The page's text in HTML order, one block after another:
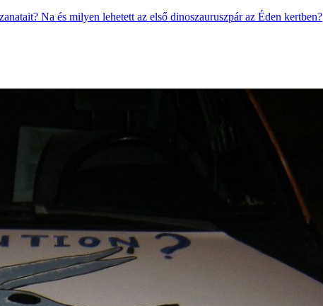
Na és milyen lehetett az első dinoszauruszpár az Éden kertben?